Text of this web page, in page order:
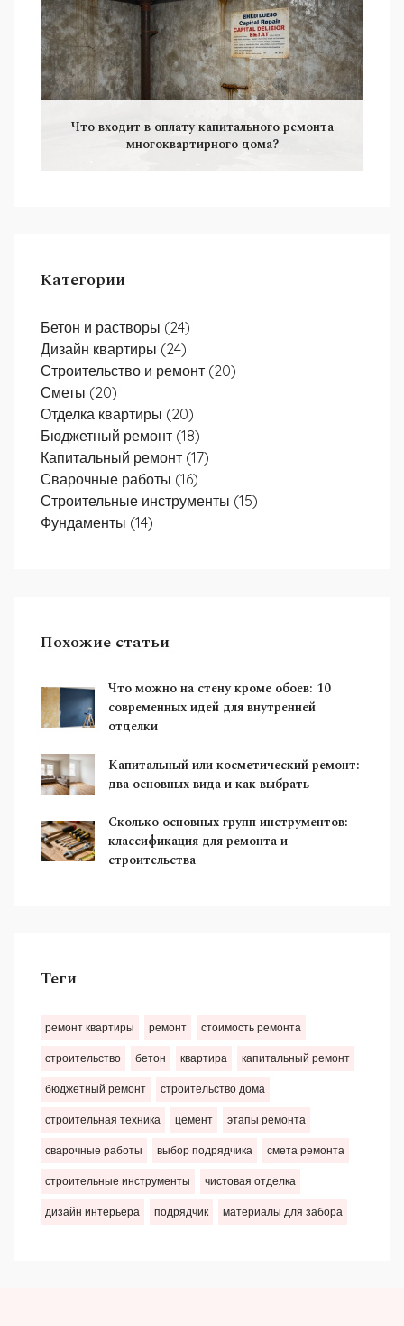
Что входит в оплату капитального ремонта
многоквартирного дома?
Категории
Бетон и растворы (24)
Дизайн квартиры (24)
Строительство и ремонт (20)
Сметы (20)
Отделка квартиры (20)
Бюджетный ремонт (18)
Капитальный ремонт (17)
Сварочные работы (16)
Строительные инструменты (15)
Фундаменты (14)
Похожие статьи
Что можно на стену кроме обоев: 10
современных идей для внутренней
отделки
Капитальный или косметический ремонт:
два основных вида и как выбрать
Сколько основных групп инструментов:
классификация для ремонта и
строительства
Теги
ремонт квартиры ремонт стоимость ремонта
строительство бетон квартира капитальный ремонт
бюджетный ремонт строительство дома
строительная техника цемент этапы ремонта
сварочные работы выбор подрядчика смета ремонта
строительные инструменты чистовая отделка
дизайн интерьера подрядчик материалы для забора